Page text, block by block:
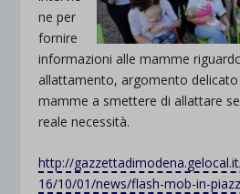
ne per
fornire
informazioni alle mamme
allattamento, argomento
mamme a smettere di allattare
reale necessità.
http://
16/10/01/news/flash-mob-in-